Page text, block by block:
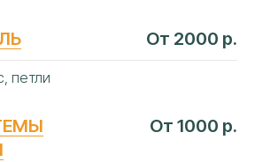
От 2000 р.
петли
От 1000 р.